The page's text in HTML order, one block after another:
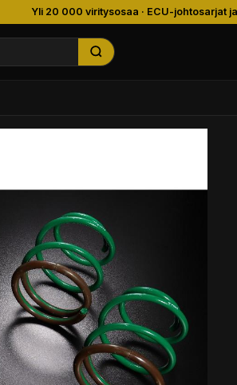
Yli 20 000 viritysosaa · ECU-johtosarjat